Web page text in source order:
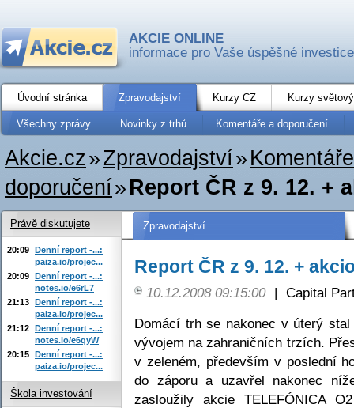
AKCIE ONLINE
informace pro Vaše úspěšné investice
Úvodní stránka Zpravodajství Kurzy CZ Kurzy
Všechny zprávy Novinky z trhů Komentáře a doporučení
Akcie.cz»Zpravodajství»
doporučení»Report ČR z 9. 12. +
Zpravodajství
Report ČR z 9. 12. +
10.12.2008 09:15:00 | Capital
Domácí trh se nakonec v úterý
vývojem na zahraničních trzích.
v zeleném, především v poslední
do záporu a uzavřel nakonec
zasloužily akcie TELEFÓNICA
Právě diskutujete
20:09 Denní report -...:
paiza.io/projec...
20:09 Denní report -...:
notes.io/e6rL7
21:13 Denní report -...:
paiza.io/projec...
21:12 Denní report -...:
notes.io/e6qyW
20:15 Denní report -...:
paiza.io/projec...
Škola investování